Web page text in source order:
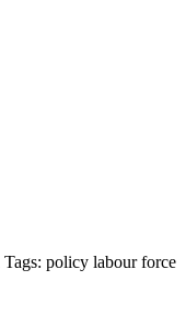
Tags: policy labour force